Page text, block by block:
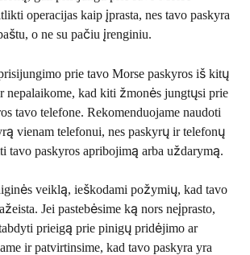
operacijas kaip įprasta, nes tavo paskyra
o ne su pačiu įrenginiu.
prie tavo Morse paskyros iš kitų
nepalaikome, kad kiti žmonės jungtųsi prie
tavo telefone. Rekomenduojame naudoti
vienam telefonui, nes paskyrų ir telefonų
tavo paskyros apribojimą arba uždarymą.
veiklą, ieškodami požymių, kad tavo
Jei pastebėsime ką nors neįprasto,
prieigą prie pinigų pridėjimo ar
ir patvirtinsime, kad tavo paskyra yra